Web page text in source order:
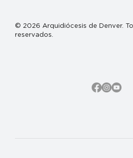
© 2026 Arquidiócesis de Denver.
reservados.